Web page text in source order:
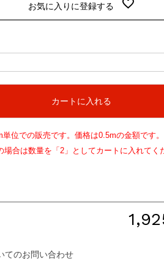
お気に入りに登録する
カートに入れる
単位での販売です。価格は0.5mの金額です。
場合は数量を「2」としてカートに入れてく
てのお問い合わせ